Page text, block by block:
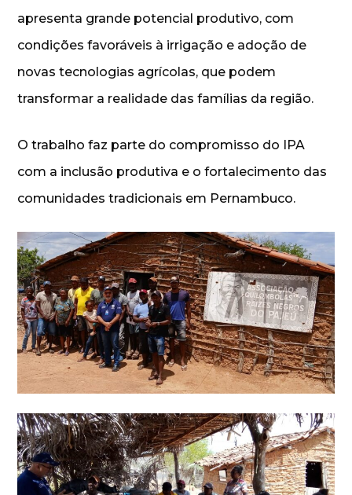
apresenta grande potencial produtivo, com
condições favoráveis à irrigação e adoção de
novas tecnologias agrícolas, que podem
transformar a realidade das famílias da região.
O trabalho faz parte do compromisso do IPA
com a inclusão produtiva e o fortalecimento das
comunidades tradicionais em Pernambuco.